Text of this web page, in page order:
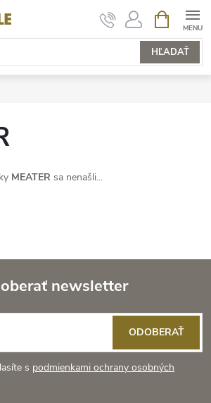
HĽADAŤ
KOŠÍK
MEATER sa nenašli...
newsletter
s podmienkami ochrany osobných
ODOBERAŤ